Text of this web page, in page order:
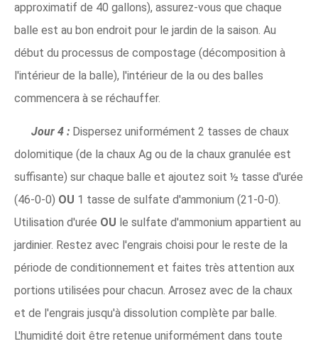
approximatif de 40 gallons), assurez-vous que chaque
balle est au bon endroit pour le jardin de la saison. Au
début du processus de compostage (décomposition à
l'intérieur de la balle), l'intérieur de la ou des balles
commencera à se réchauffer.
Jour 4 : Dispersez uniformément 2 tasses de chaux
dolomitique (de la chaux Ag ou de la chaux granulée est
suffisante) sur chaque balle et ajoutez soit ½ tasse d'urée
(46-0-0) OU 1 tasse de sulfate d'ammonium (21-0-0).
Utilisation d'urée OU le sulfate d'ammonium appartient au
jardinier. Restez avec l'engrais choisi pour le reste de la
période de conditionnement et faites très attention aux
portions utilisées pour chacun. Arrosez avec de la chaux
et de l'engrais jusqu'à dissolution complète par balle.
L'humidité doit être retenue uniformément dans toute